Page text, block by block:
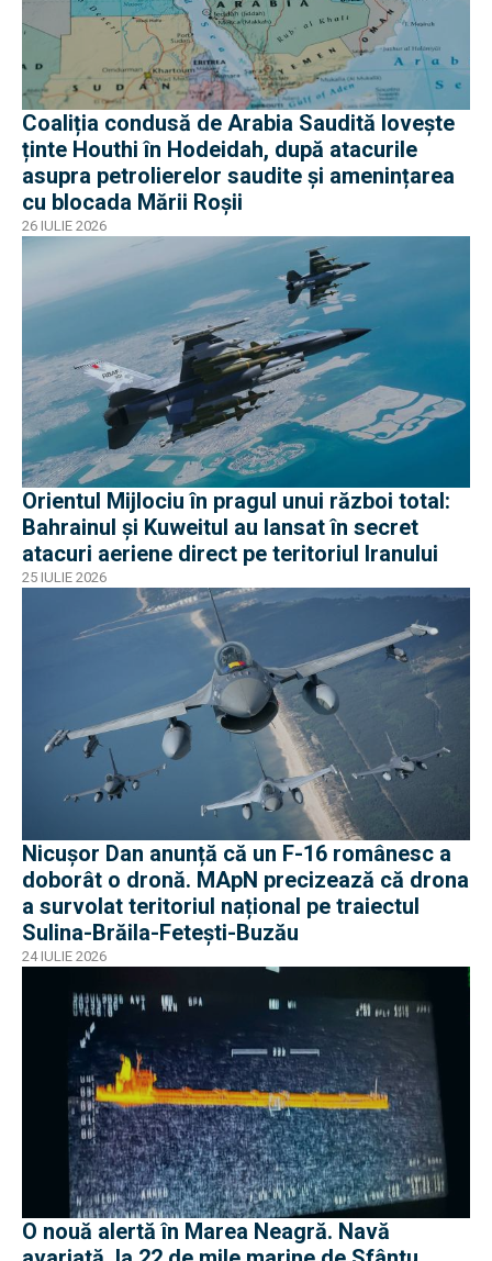
Coaliția condusă de Arabia Saudită lovește
ținte Houthi în Hodeidah, după atacurile
asupra petrolierelor saudite și amenințarea
cu blocada Mării Roșii
26 IULIE 2026
Orientul Mijlociu în pragul unui război total:
Bahrainul și Kuweitul au lansat în secret
atacuri aeriene direct pe teritoriul Iranului
25 IULIE 2026
Nicușor Dan anunță că un F-16 românesc a
doborât o dronă. MApN precizează că drona
a survolat teritoriul național pe traiectul
Sulina-Brăila-Fetești-Buzău
24 IULIE 2026
O nouă alertă în Marea Neagră. Navă